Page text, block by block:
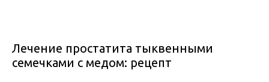
Лечение простатита тыквенными
семечками с медом: рецепт